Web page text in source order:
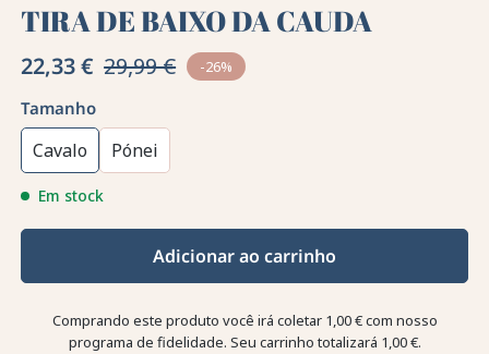
TIRA DE BAIXO DA CAUDA
22,33 € 29,99 € -26%
Tamanho
Cavalo Pónei
Em stock
Adicionar ao carrinho
Comprando este produto você irá coletar 1,00 €com nosso
programa de fidelidade. Seu carrinho totalizará 1,00 €.